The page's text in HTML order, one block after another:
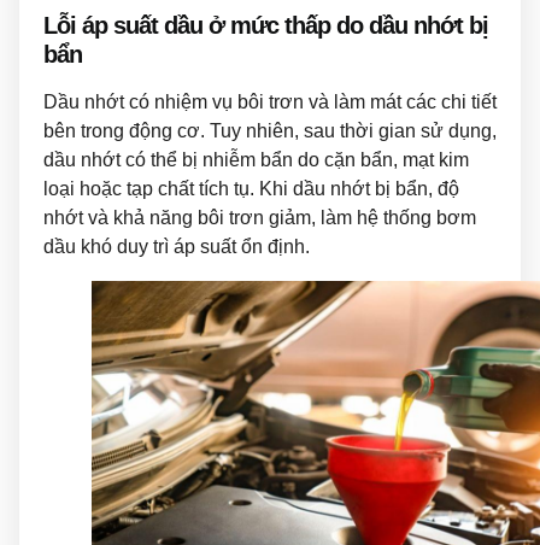
Lỗi áp suất dầu ở mức thấp do dầu nhớt bị
bẩn
Dầu nhớt có nhiệm vụ bôi trơn và làm mát các chi tiết
bên trong động cơ. Tuy nhiên, sau thời gian sử dụng,
dầu nhớt có thể bị nhiễm bẩn do cặn bẩn, mạt kim
loại hoặc tạp chất tích tụ. Khi dầu nhớt bị bẩn, độ
nhớt và khả năng bôi trơn giảm, làm hệ thống bơm
dầu khó duy trì áp suất ổn định.